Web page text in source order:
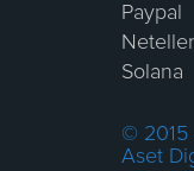
Paypal
Neteller
Solana
© 2015
Aset